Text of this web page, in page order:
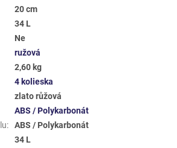
20 cm
34 L
Ne
ružová
2,60 kg
4 kolieska
zlato růžová
ABS / Polykarbonát
:
ABS / Polykarbonát
34 L